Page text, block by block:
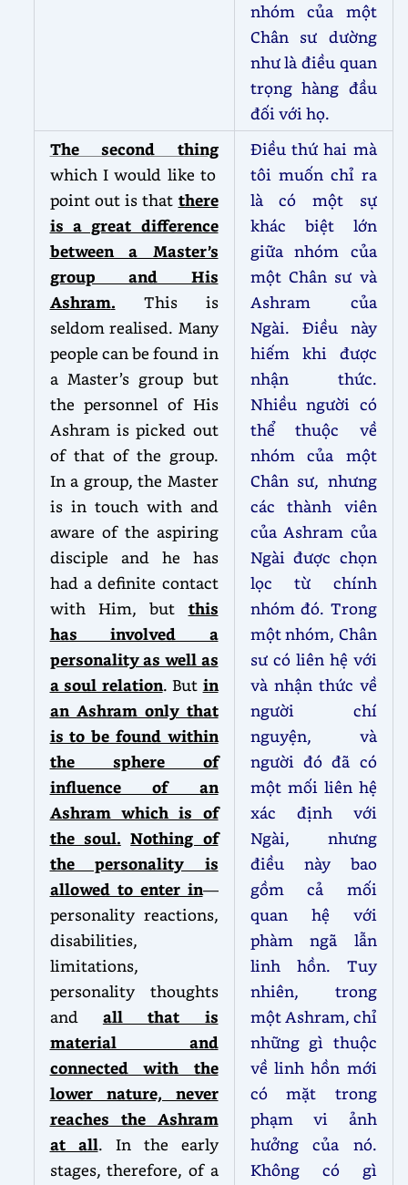
nhóm của một
Chân sư dường
như là điều quan
trọng hàng đầu
đối với họ.
The second thing
which I would like to
point out is that there
is a great difference
between a Master’s
group and His
Ashram. This is
seldom realised. Many
people can be found in
a Master’s group but
the personnel of His
Ashram is picked out
of that of the group.
In a group, the Master
is in touch with and
aware of the aspiring
disciple and he has
had a definite contact
with Him, but this
has involved a
personality as well as
a soul relation. But in
an Ashram only that
is to be found within
the sphere of
influence of an
Ashram which is of
the soul. Nothing of
the personality is
allowed to enter in—
personality reactions,
disabilities,
limitations,
personality thoughts
and all that is
material and
connected with the
lower nature, never
reaches the Ashram
at all. In the early
stages, therefore, of a
Điều thứ hai mà
tôi muốn chỉ ra
là có một sự
khác biệt lớn
giữa nhóm của
một Chân sư và
Ashram của
Ngài. Điều này
hiếm khi được
nhận thức.
Nhiều người có
thể thuộc về
nhóm của một
Chân sư, nhưng
các thành viên
của Ashram của
Ngài được chọn
lọc từ chính
nhóm đó. Trong
một nhóm, Chân
sư có liên hệ với
và nhận thức về
người chí
nguyện, và
người đó đã có
một mối liên hệ
xác định với
Ngài, nhưng
điều này bao
gồm cả mối
quan hệ với
phàm ngã lẫn
linh hồn. Tuy
nhiên, trong
một Ashram, chỉ
những gì thuộc
về linh hồn mới
có mặt trong
phạm vi ảnh
hưởng của nó.
Không có gì